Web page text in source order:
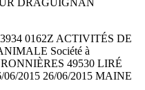
DRAGUIGNAN
0162Z ACTIVITÉS DE
Société à
49530 LIRÉ
2015 26/06/2015 MAINE